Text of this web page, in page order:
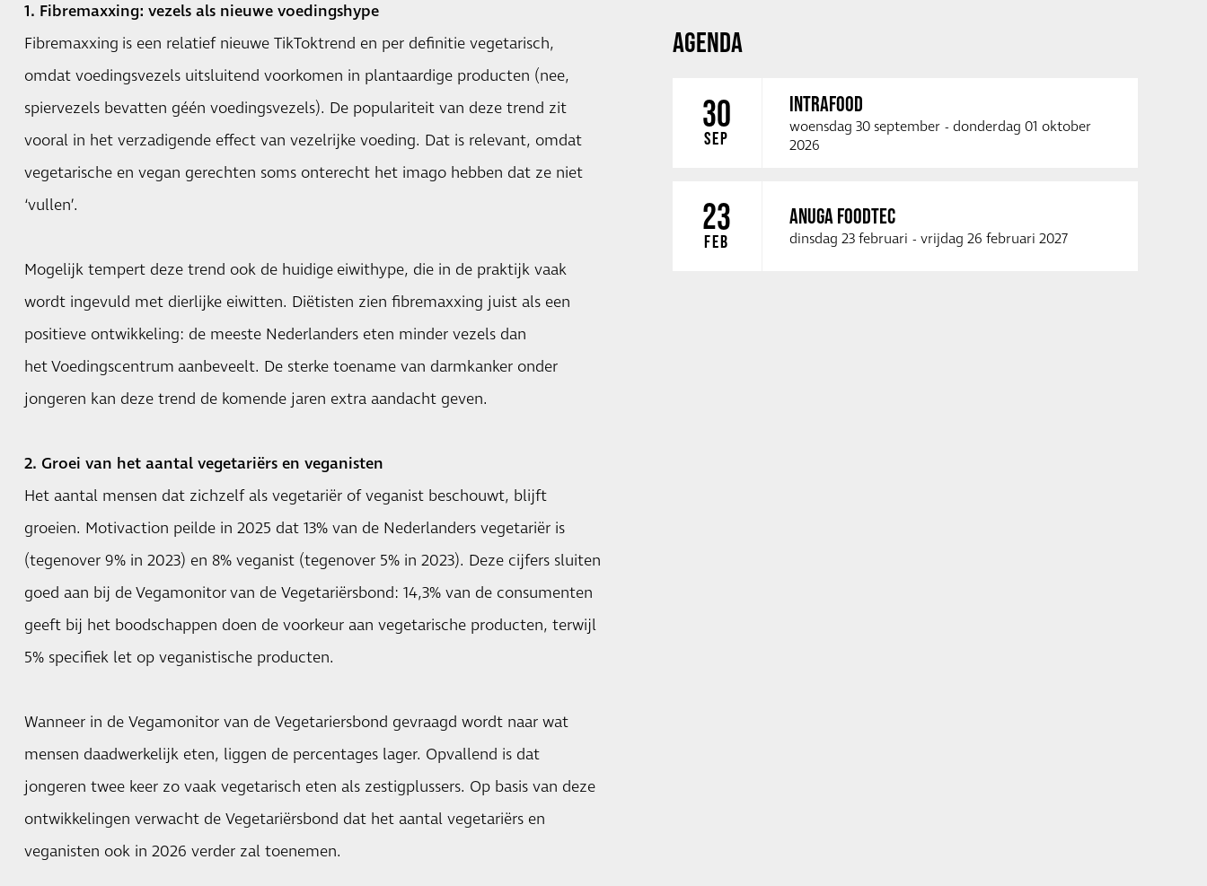
1. Fibremaxxing: vezels als nieuwe voedingshype
Fibremaxxing is een relatief nieuwe TikToktrend en per definitie vegetarisch,
omdat voedingsvezels uitsluitend voorkomen in plantaardige producten (nee,
spiervezels bevatten géén voedingsvezels). De populariteit van deze trend zit
vooral in het verzadigende effect van vezelrijke voeding. Dat is relevant, omdat
vegetarische en vegan gerechten soms onterecht het imago hebben dat ze niet
‘vullen’.
Mogelijk tempert deze trend ook de huidige eiwithype, die in de praktijk vaak
wordt ingevuld met dierlijke eiwitten. Diëtisten zien fibremaxxing juist als een
positieve ontwikkeling: de meeste Nederlanders eten minder vezels dan
hetVoedingscentrum aanbeveelt. De sterke toename van darmkanker onder
jongeren kan deze trend de komende jaren extra aandacht geven.
2. Groei van het aantal vegetariërs en veganisten
Het aantal mensen dat zichzelf als vegetariër of veganist beschouwt, blijft
groeien. Motivaction peilde in 2025 dat 13% van de Nederlanders vegetariër is
(tegenover 9% in 2023) en 8% veganist (tegenover 5% in 2023). Deze cijfers sluiten
goed aan bij deVegamonitorvan de Vegetariërsbond: 14,3% van de consumenten
geeft bij het boodschappen doen de voorkeur aan vegetarische producten, terwijl
5% specifiek let op veganistische producten.
Wanneer in de Vegamonitor van de Vegetariersbond gevraagd wordt naar wat
mensen daadwerkelijk eten, liggen de percentages lager. Opvallend is dat
jongeren twee keer zo vaak vegetarisch eten als zestigplussers. Op basis van deze
ontwikkelingen verwacht de Vegetariërsbond dat het aantal vegetariërs en
veganisten ook in 2026 verder zal toenemen.
AGENDA
30
SEP
INTRAFOOD
woensdag 30 september - donderdag 01 oktober
2026
23
FEB
ANUGA FOODTEC
dinsdag 23 februari - vrijdag 26 februari 2027